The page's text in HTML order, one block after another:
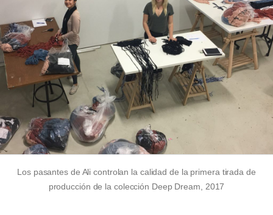
Los pasantes de Ali controlan la calidad de la primera tirada de
producción de la colección Deep Dream, 2017